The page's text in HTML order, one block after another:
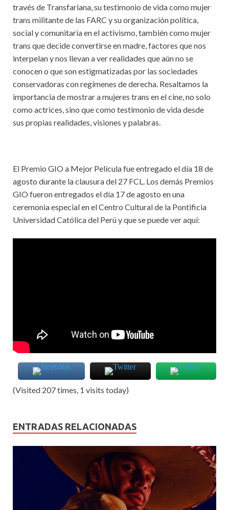
través de Transfariana, su testimonio de vida como mujer
trans militante de las FARC y su organización política,
social y comunitaria en el activismo, también como mujer
trans que decide convertirse en madre, factores que nos
interpelan y nos llevan a ver realidades que aún no se
conocen o que son estigmatizadas por las sociedades
conservadoras con regímenes de derecha. Resaltamos la
importancia de mostrar a mujeres trans en el cine, no solo
como actrices, sino que como testimonio de vida desde
sus propias realidades, visiones y palabras.
El Premio GIO a Mejor Película fue entregado el día 18 de
agosto durante la clausura del 27 FCL. Los demás Premios
GIO fueron entregados el día 17 de agosto en una
ceremonia especial en el Centro Cultural de la Pontificia
Universidad Católica del Perú y que se puede ver aquí:
(Visited 207 times, 1 visits today)
ENTRADAS RELACIONADAS